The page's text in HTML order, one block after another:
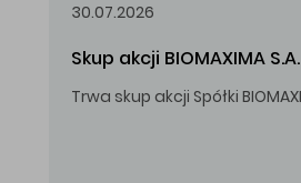
30.07.2026
Skup akcji BIOMAXIMA S.A.